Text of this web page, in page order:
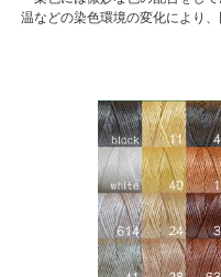
温などの染色環境の変化により